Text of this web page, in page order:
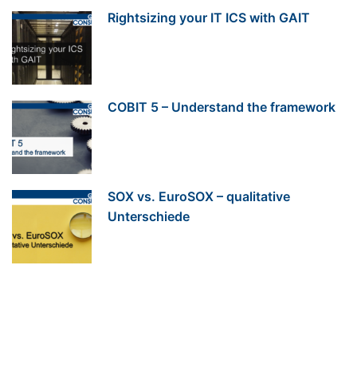
Rightsizing your IT ICS with GAIT
COBIT 5 – Understand the framework
SOX vs. EuroSOX – qualitative
Unterschiede